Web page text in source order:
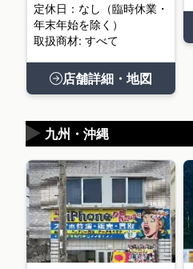
定休日：なし（臨時休業・
年末年始を除く）
取扱商材: すべて
店舗詳細・地図
九州・沖縄
▶